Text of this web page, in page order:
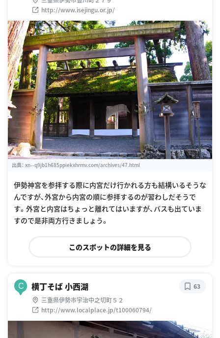
http://www.isejingu.or.jp/
出典： xn--q9jb1h685ppiekxhrmv.com/archives/47.html
伊勢神宮を参拝する際に内宮だけ行かれる方も結構いるそうな
んですが、外宮から内宮の順に参拝するのが習わしだそうで
す。外宮と内宮はちょっと離れてはいますが、バスも出ていま
すので是非両方行きましょう。
このスポットの詳細を見る
C 横丁そば 小西湖
三重県伊勢市宇治中之切町５２
http://www.localplace.jp/t100060794/
63